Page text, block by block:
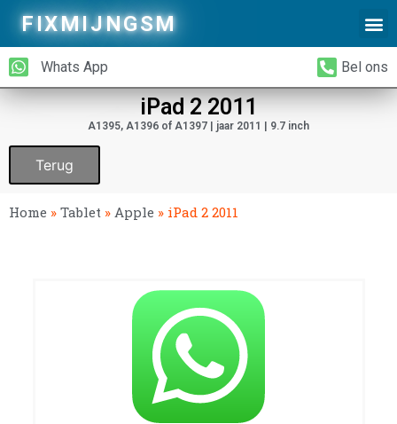
FIXMIJNGSM
Whats App Bel ons
iPad 2 2011
A1395, A1396 of A1397 | jaar 2011 | 9.7 inch
Terug
Home » Tablet » Apple » iPad 2 2011